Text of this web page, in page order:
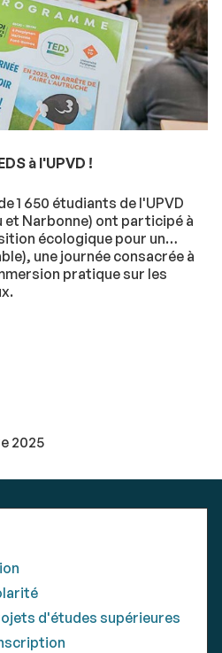
à l'UPVD !
1 650 étudiants de l'UPVD
et Narbonne) ont participé à
écologique pour un
une journée consacrée à
pratique sur les
2025
d'études supérieures